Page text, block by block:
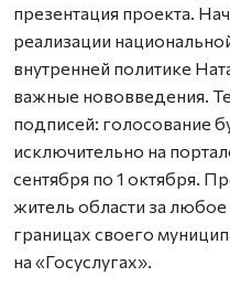
презентация проекта.
реализации
внутренней политике
важные нововведения.
подписей: голосование
исключительно на
сентября по 1 октября.
житель области за
границах своего
на «Госуслугах».